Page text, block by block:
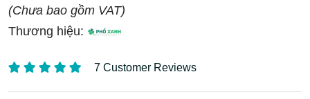
(Chưa bao gồm VAT)
Thương hiệu:
7 Customer Reviews